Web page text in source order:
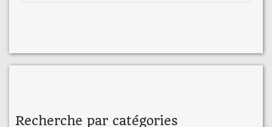
Recherche par catégories